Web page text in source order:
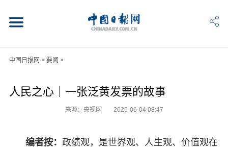
中国日报网 > 要闻 >
人民之心｜一张泛黄发票的故事
来源：央视网 2026-06-04 08:47
编者按： 政绩观，是世界观、人生观、价值观在